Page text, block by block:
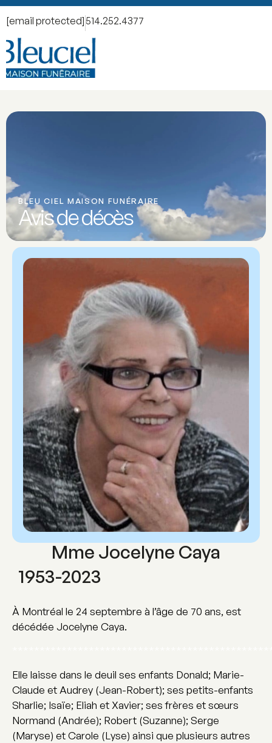
[email protected] 514.252.4377
BLEU CIEL MAISON FUNÉRAIRE
Avis de décès
À Montréal le 24 septembre à l’âge de 70 ans, est
décédée Jocelyne Caya.
Elle laisse dans le deuil ses enfants Donald; Marie-
Claude et Audrey (Jean-Robert); ses petits-enfants
Sharlie; Isaïe; Eliah et Xavier; ses frères et sœurs
Normand (Andrée); Robert (Suzanne); Serge
(Maryse) et Carole (Lyse) ainsi que plusieurs autres
Mme Jocelyne Caya
1953-2023